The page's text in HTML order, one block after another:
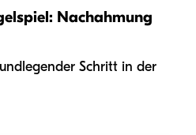
Nachahmung
Schritt in der